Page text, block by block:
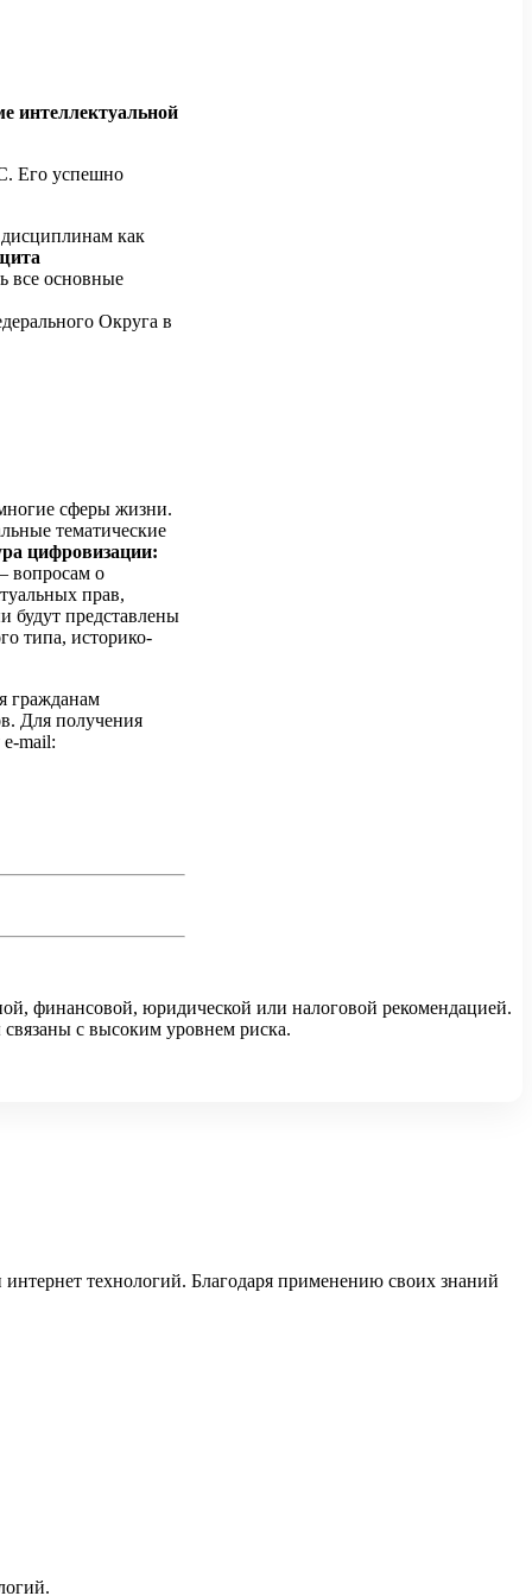
Его успешно
как
все основные
Округа в
сферы жизни.
тематические
цифровизации:
вопросам о
прав,
будут представлены
типа, историко-
гражданам
Для получения
mail:
финансовой, юридической или налоговой рекомендацией.
с высоким уровнем риска.
технологий. Благодаря применению своих знаний